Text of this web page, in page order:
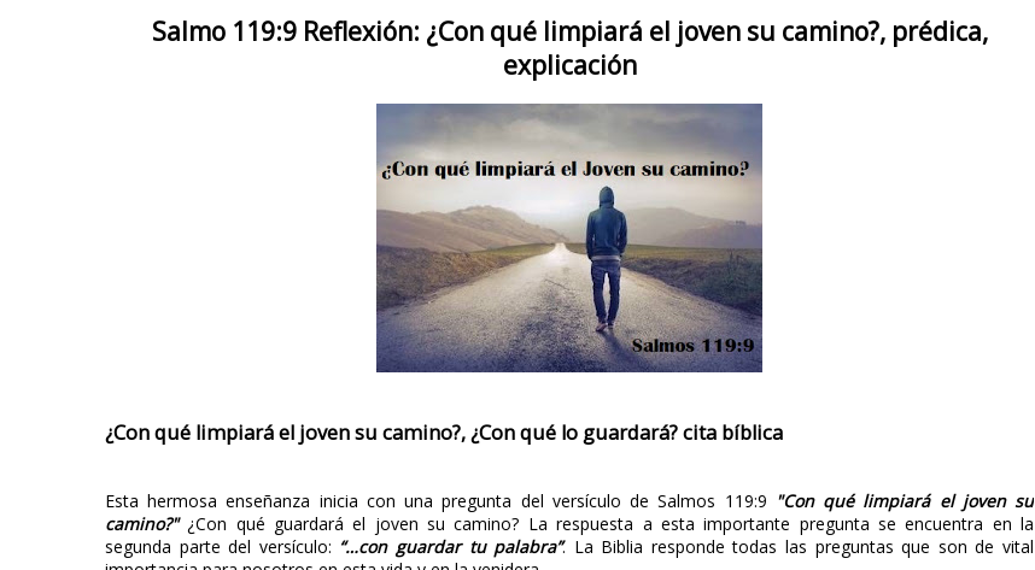
Salmo 119:9 Reflexión: ¿Con qué limpiará el joven su camino?, prédica,
explicación
¿Con qué limpiará el joven su camino?, ¿Con qué lo guardará? cita bíblica
Esta hermosa enseñanza inicia con una pregunta del versículo de Salmos 119:9 "Con qué limpiará el joven su
camino?"¿Con qué guardará el joven su camino? La respuesta a esta importante pregunta se encuentra en la
segunda parte del versículo: “…con guardar tu palabra”. La Biblia responde todas las preguntas que son de vital